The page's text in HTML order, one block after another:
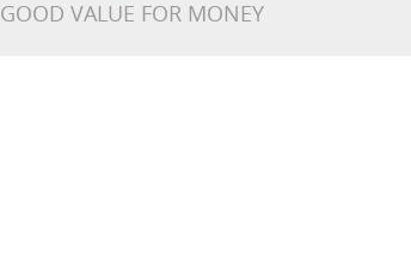
GOOD VALUE FOR MONEY